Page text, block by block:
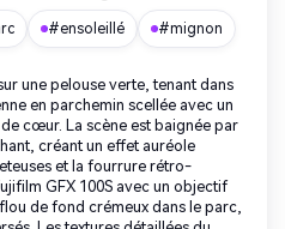
#ensoleillé #mignon
une pelouse verte, tenant dans
en parchemin scellée avec un
cœur. La scène est baignée par
créant un effet auréole
et la fourrure rétro-
GFX 100S avec un objectif
de fond crémeux dans le parc,